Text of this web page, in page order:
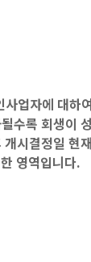
업자에 대
수록 회생
시결정일
영역입니다.